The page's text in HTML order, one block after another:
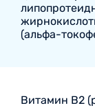
(альфа-
Витамин В2